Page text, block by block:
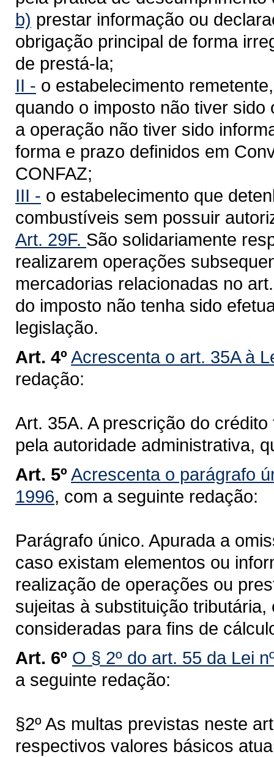
b) prestar informação ou
obrigação principal de forma
de prestá-la;
II - o estabelecimento
quando o imposto não tiver
a operação não tiver sido
forma e prazo definidos em
CONFAZ;
III - o estabelecimento que
combustíveis sem possuir
Art. 29F. São solidariamente
realizarem operações
mercadorias relacionadas no
do imposto não tenha sido
legislação.
Art. 4º Acrescenta o art. 35A à
redação:
Art. 35A. A prescrição do
pela autoridade administrativa,
Art. 5º Acrescenta o parágrafo
1996, com a seguinte redação:
Parágrafo único. Apurada a
caso existam elementos ou
realização de operações ou
sujeitas à substituição
consideradas para fins de
Art. 6º O § 2º do art. 55 da Lei
a seguinte redação:
§2º As multas previstas neste
respectivos valores básicos